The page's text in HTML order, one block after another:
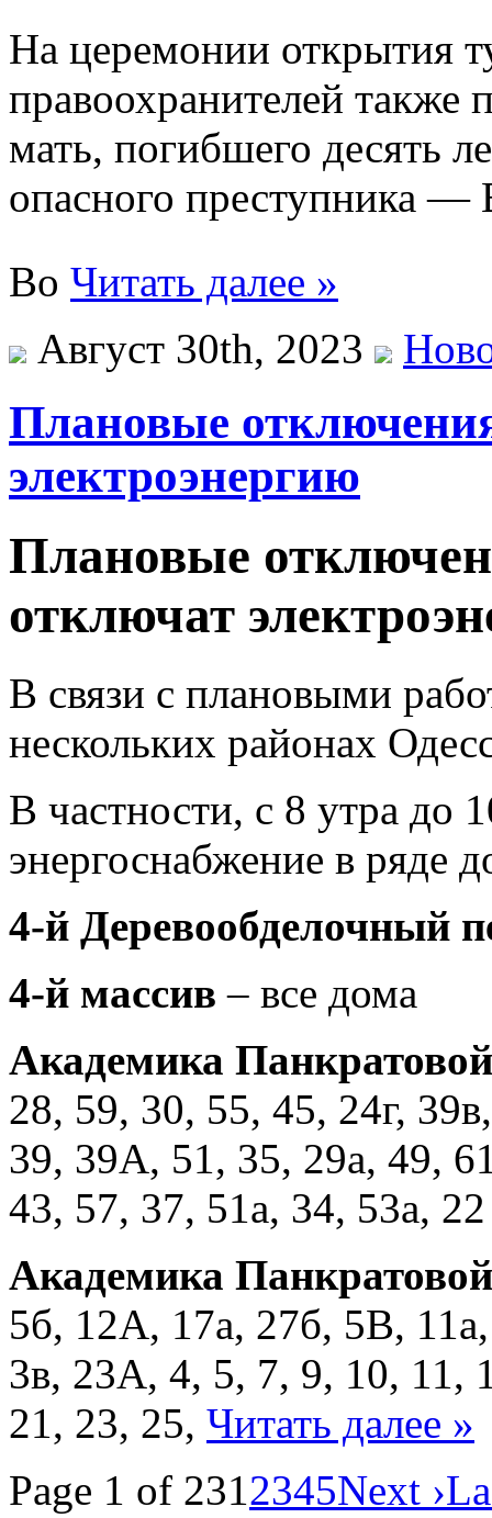
На церемонии открытия
правоохранителей
мать, погибшего десять
опасного преступника —
Во Читать далее »
Август 30th, 2023
Плановые
электроэнергию
Плановые
отключат
В связи с плановыми
нескольких районах
В частности, с 8 утра до
энергоснабжение в ряде
4-й Деревообделочный
4-й массив – все дома
Академика
28, 59, 30, 55, 45, 24г,
39, 39А, 51, 35, 29а, 49,
43, 57, 37, 51а, 34, 53а, 22
Академика
5б, 12А, 17а, 27б, 5В,
3в, 23А, 4, 5, 7, 9, 10, 11,
21, 23, 25, Читать далее »
Page 1 of 2312345Next ›